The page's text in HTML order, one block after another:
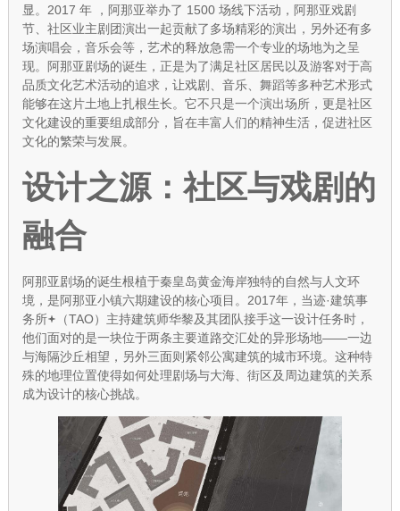
显。2017 年 ，阿那亚举办了 1500 场线下活动，阿那亚戏剧
节、社区业主剧团演出一起贡献了多场精彩的演出，另外还有多
场演唱会，音乐会等，艺术的释放急需一个专业的场地为之呈
现。阿那亚剧场的诞生，正是为了满足社区居民以及游客对于高
品质文化艺术活动的追求，让戏剧、音乐、舞蹈等多种艺术形式
能够在这片土地上扎根生长。它不只是一个演出场所，更是社区
文化建设的重要组成部分，旨在丰富人们的精神生活，促进社区
文化的繁荣与发展。
设计之源：社区与戏剧的
融合
阿那亚剧场的诞生根植于秦皇岛黄金海岸独特的自然与人文环
境，是阿那亚小镇六期建设的核心项目。2017年，当迹·建筑事
务所
（TAO）主持建筑师华黎及其团队接手这一设计任务时，
他们面对的是一块位于两条主要道路交汇处的异形场地——一边
与海隔沙丘相望，另外三面则紧邻公寓建筑的城市环境。这种特
殊的地理位置使得如何处理剧场与大海、街区及周边建筑的关系
成为设计的核心挑战。